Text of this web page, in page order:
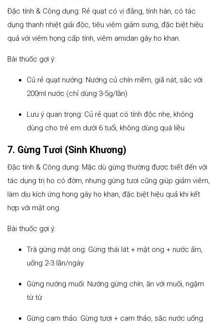
Đặc tính & Công dụng: Rẻ quạt có vị đắng, tính hàn, có tác
dụng thanh nhiệt giải độc, tiêu viêm giảm sưng, đặc biệt hiệu
quả với viêm họng cấp tính, viêm amidan gây ho khan.
Bài thuốc gợi ý:
Củ rẻ quạt nướng: Nướng củ chín mềm, giã nát, sắc với
200ml nước (chỉ dùng 3-5g/lần)
Lưu ý quan trọng: Củ rẻ quạt có tính độc nhẹ, không
dùng cho trẻ em dưới 6 tuổi, không dùng quá liều
7. Gừng Tươi (Sinh Khương)
Đặc tính & Công dụng: Mặc dù gừng thường được biết đến với
tác dụng trị ho có đờm, nhưng gừng tươi cũng giúp giảm viêm,
làm dịu kích ứng họng gây ho khan, đặc biệt hiệu quả khi kết
hợp với mật ong.
Bài thuốc gợi ý:
Trà gừng mật ong: Gừng thái lát + mật ong + nước ấm,
uống 2-3 lần/ngày
Gừng nướng muối: Nướng gừng chín, ăn với muối, ngậm
từ từ
Gừng cam thảo: Gừng tươi + cam thảo, sắc nước uống